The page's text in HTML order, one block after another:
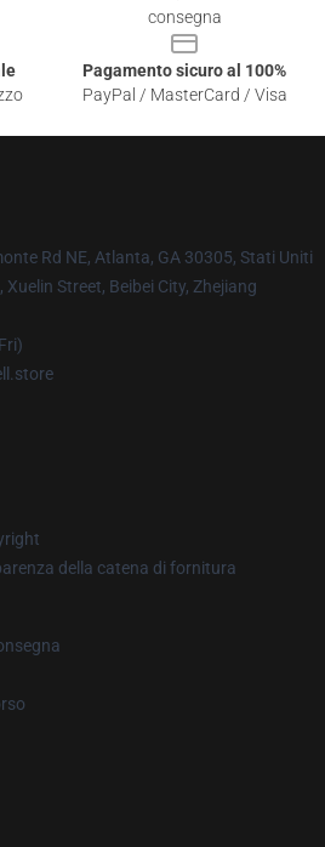
consegna
Pagamento sicuro al 100%
PayPal / MasterCard / Visa
Rd NE, Atlanta, GA 30305, Stati Uniti
Xuelin Street, Beibei City, Zhejiang
della catena di fornitura